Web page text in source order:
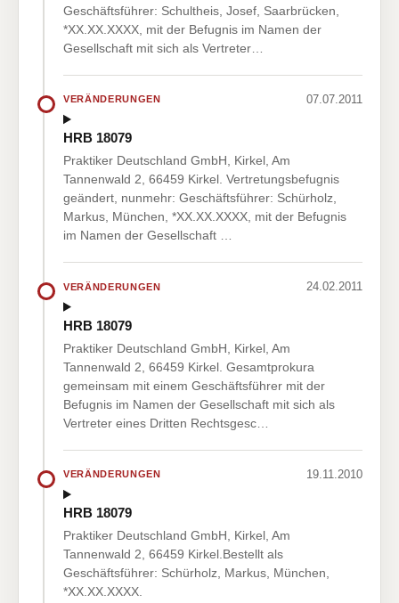
Geschäftsführer: Schultheis, Josef, Saarbrücken,
*XX.XX.XXXX, mit der Befugnis im Namen der
Gesellschaft mit sich als Vertreter…
VERÄNDERUNGEN 07.07.2011
HRB 18079
Praktiker Deutschland GmbH, Kirkel, Am
Tannenwald 2, 66459 Kirkel. Vertretungsbefugnis
geändert, nunmehr: Geschäftsführer: Schürholz,
Markus, München, *XX.XX.XXXX, mit der Befugnis
im Namen der Gesellschaft …
VERÄNDERUNGEN 24.02.2011
HRB 18079
Praktiker Deutschland GmbH, Kirkel, Am
Tannenwald 2, 66459 Kirkel. Gesamtprokura
gemeinsam mit einem Geschäftsführer mit der
Befugnis im Namen der Gesellschaft mit sich als
Vertreter eines Dritten Rechtsgesc…
VERÄNDERUNGEN 19.11.2010
HRB 18079
Praktiker Deutschland GmbH, Kirkel, Am
Tannenwald 2, 66459 Kirkel.Bestellt als
Geschäftsführer: Schürholz, Markus, München,
*XX.XX.XXXX.